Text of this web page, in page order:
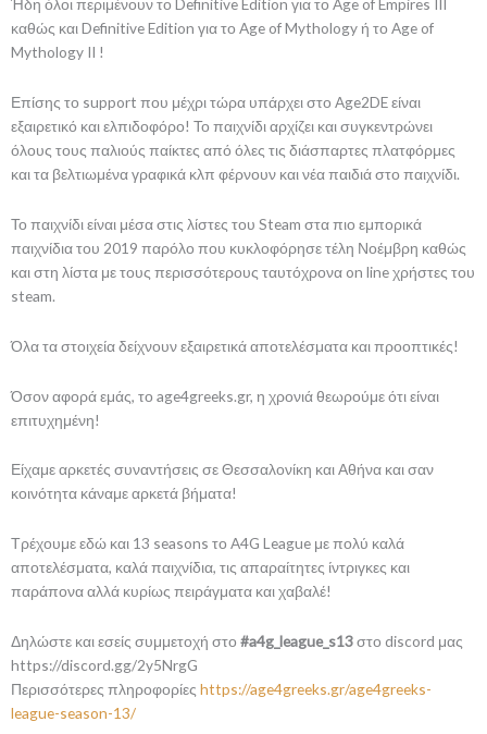
καθώς και Definitive Edition για το Age of Mythology ή το Age of
Mythology II !
Επίσης το support που μέχρι τώρα υπάρχει στο Age2DE είναι
εξαιρετικό και ελπιδοφόρο! Το παιχνίδι αρχίζει και συγκεντρώνει
όλους τους παλιούς παίκτες από όλες τις διάσπαρτες πλατφόρμες
και τα βελτιωμένα γραφικά κλπ φέρνουν και νέα παιδιά στο παιχνίδι.
Το παιχνίδι είναι μέσα στις λίστες του Steam στα πιο εμπορικά
παιχνίδια του 2019 παρόλο που κυκλοφόρησε τέλη Νοέμβρη καθώς
και στη λίστα με τους περισσότερους ταυτόχρονα on line χρήστες του
steam.
Όλα τα στοιχεία δείχνουν εξαιρετικά αποτελέσματα και προοπτικές!
Όσον αφορά εμάς, το age4greeks.gr, η χρονιά θεωρούμε ότι είναι
επιτυχημένη!
Είχαμε αρκετές συναντήσεις σε Θεσσαλονίκη και Αθήνα και σαν
κοινότητα κάναμε αρκετά βήματα!
Τρέχουμε εδώ και 13 seasons το A4G League με πολύ καλά
αποτελέσματα, καλά παιχνίδια, τις απαραίτητες ίντριγκες και
παράπονα αλλά κυρίως πειράγματα και χαβαλέ!
Δηλώστε και εσείς συμμετοχή στο #a4g_league_s13στο discord μας
https://discord.gg/2y5NrgG
Περισσότερες πληροφορίες https://age4greeks.gr/age4greeks-
league-season-13/